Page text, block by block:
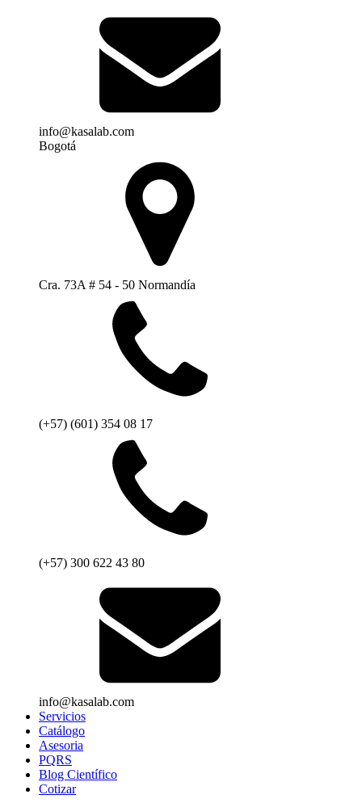
info@kasalab.com
Bogotá
Cra. 73A # 54 - 50 Normandía
(+57) (601) 354 08 17
(+57) 300 622 43 80
info@kasalab.com
Servicios
Catálogo
Asesoria
PQRS
Blog Científico
Cotizar